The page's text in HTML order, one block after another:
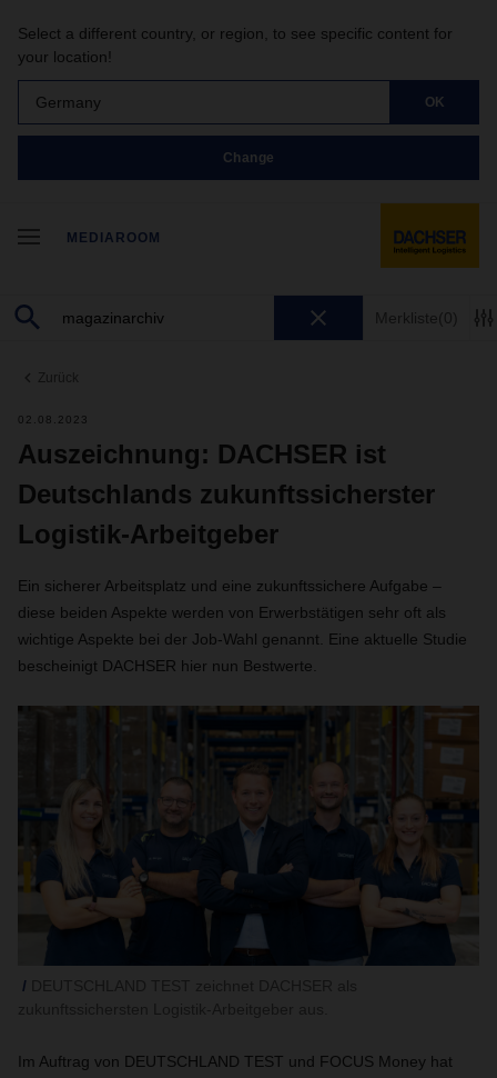
Select a different country, or region, to see specific content for
your location!
Germany OK
Change
MEDIAROOM
Merkliste(0)
Zurück
02.08.2023
Auszeichnung: DACHSER ist
Deutschlands zukunftssicherster
Logistik-Arbeitgeber
Ein sicherer Arbeitsplatz und eine zukunftssichere Aufgabe –
diese beiden Aspekte werden von Erwerbstätigen sehr oft als
wichtige Aspekte bei der Job-Wahl genannt. Eine aktuelle Studie
bescheinigt DACHSER hier nun Bestwerte.
Im Auftrag von DEUTSCHLAND TEST und FOCUS Money hat